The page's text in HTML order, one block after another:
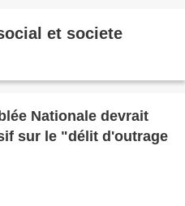
et societe
Nationale devrait
sur le "délit d'outrage